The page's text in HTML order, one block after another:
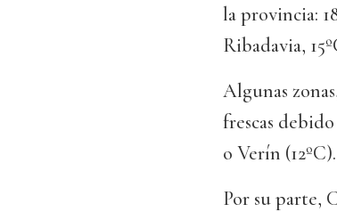
la provincia:
Ribadavia,
Algunas
frescas
o Verín (12ºC).
Por su parte,